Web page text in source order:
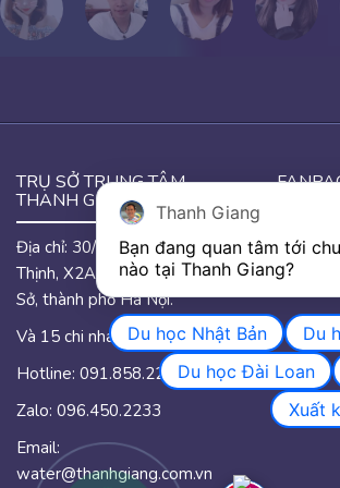
TRỤ SỞ TRUNG TÂM
THANH GIANG
Địa chỉ: 30/46 đường Hưng
Thịnh, X2A, phường Yên
Sở, thành phố Hà Nội.
Và 15 chi nhánh trên quốc.
Hotline: 091.858.2233
Zalo: 096.450.2233
Email:
water@thanhgiang.com.vn
Thanh Giang
Bạn đang quan tâm tới
nào tại Thanh Giang?
Du học Nhật Bản
Du
Du học Đài Loan
Xuất